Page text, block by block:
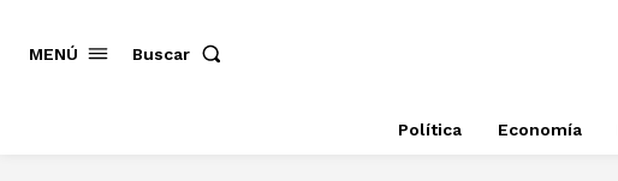
MENÚ Buscar
Política Economía